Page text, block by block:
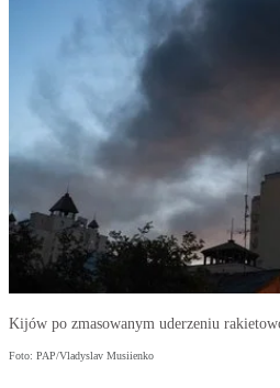
Kijów po zmasowanym uderzeniu
Foto: PAP/Vladyslav Musiienko